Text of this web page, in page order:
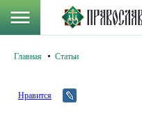
Главная Статьи
Нравится